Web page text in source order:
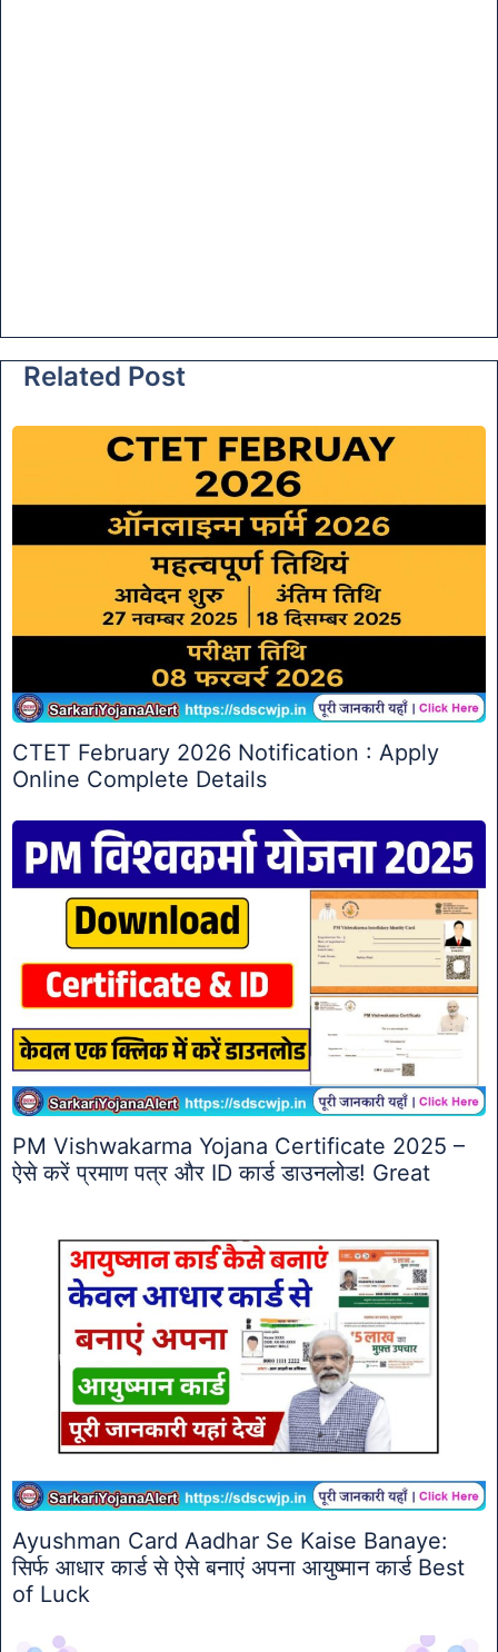
Related Post
CTET February 2026 Notification : Apply
Online Complete Details
PM Vishwakarma Yojana Certificate 2025 –
ऐसे करें प्रमाण पत्र और ID कार्ड डाउनलोड! Great
Ayushman Card Aadhar Se Kaise Banaye:
सिर्फ आधार कार्ड से ऐसे बनाएं अपना आयुष्मान कार्ड Best
of Luck